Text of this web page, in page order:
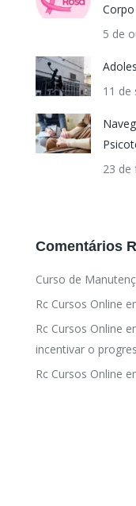
Corpo
5 de
11 de
23 de
Comentários
Curso de
Rc Cursos Online
Rc Cursos Online
incentivar o
Rc Cursos Online